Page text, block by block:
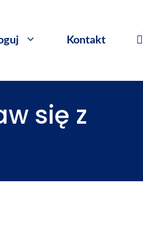
Kontakt
się z